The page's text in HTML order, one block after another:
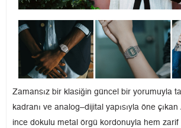
Zamansız bir klasiğin güncel bir yorumuyla
kadranı ve analog–dijital yapısıyla öne
ince dokulu metal örgü kordonuyla hem